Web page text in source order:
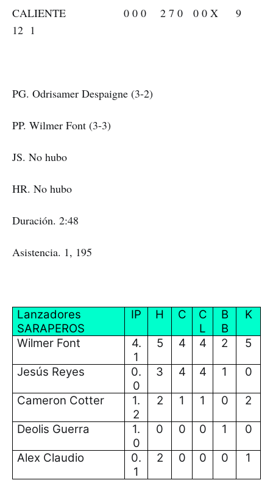
CALIENTE 0 0 0 2 7 0 0 0 X 9
12 1
PG. Odrisamer Despaigne (3-2)
PP. Wilmer Font (3-3)
JS. No hubo
HR. No hubo
Duración. 2:48
Asistencia. 1, 195
Lanzadores
SARAPEROS
IP H C
C
L
B
B
K
Wilmer Font
4.
1
5 4 4 2 5
Jesús Reyes
0.
0
3 4 4 1 0
Cameron Cotter
1.
2
2 1 1 0 2
Deolis Guerra
1.
0
0 0 0 1 0
Alex Claudio
0.
1
2 0 0 0 1